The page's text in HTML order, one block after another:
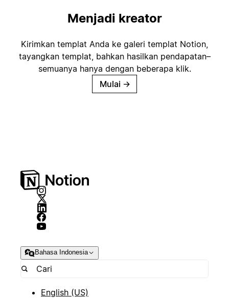
Menjadi kreator
Kirimkan templat Anda ke galeri templat Notion,
tayangkan templat, bahkan hasilkan pendapatan–
semuanya hanya dengan beberapa klik.
Mulai →
Bahasa Indonesia
English (US)